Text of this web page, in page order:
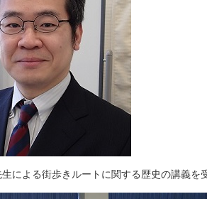
生による街歩きルートに関する歴史の講義を